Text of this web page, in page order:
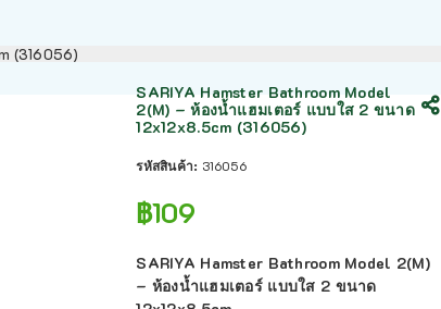
(316056)
SARIYA Hamster Bathroom Model
2(M) – ห้องน้ำแฮมเตอร์ แบบใส 2 ขนาด
12x12x8.5cm (316056)
รหัสสินค้า: 316056
฿109
SARIYA Hamster Bathroom Model 2(M)
– ห้องน้ำแฮมเตอร์ แบบใส 2 ขนาด